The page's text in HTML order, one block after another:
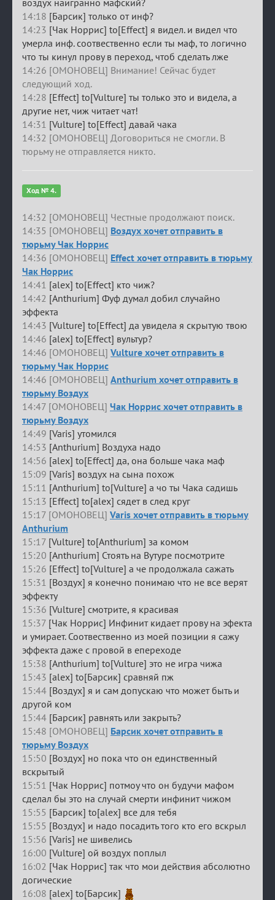
14:18 [Барсик] только от инф?
14:23 [Чак Норрис] to[Effect] я видел. и видел что
умерла инф. соотвественно если ты маф, то логично
что ты кинул прову в переход, чтоб сделать лже
14:26 [ОМОНОВЕЦ] Внимание! Сейчас будет
следующий ход.
14:28 [Effect] to[Vulture] ты только это и видела, а
другие нет, чиж читает чат!
14:31 [Vulture] to[Effect] давай чака
14:32 [ОМОНОВЕЦ] Договориться не смогли. В
тюрьму не отправляется никто.
Ход № 4.
14:32 [ОМОНОВЕЦ] Честные продолжают поиск.
14:35 [ОМОНОВЕЦ] Воздух хочет отправить в
тюрьму Чак Норрис
14:36 [ОМОНОВЕЦ] Effect хочет отправить в тюрьму
Чак Норрис
14:41 [alex] to[Effect] кто чиж?
14:42 [Anthurium] Фуф думал добил случайно
эффекта
14:43 [Vulture] to[Effect] да увидела я скрытую твою
14:46 [alex] to[Effect] вультур?
14:46 [ОМОНОВЕЦ] Vulture хочет отправить в
тюрьму Чак Норрис
14:46 [ОМОНОВЕЦ] Anthurium хочет отправить в
тюрьму Воздух
14:47 [ОМОНОВЕЦ] Чак Норрис хочет отправить в
тюрьму Воздух
14:49 [Varis] утомился
14:53 [Anthurium] Воздуха надо
14:56 [alex] to[Effect] да, она больше чака маф
15:09 [Varis] воздух на сына похож
15:11 [Anthurium] to[Vulture] а чо ты Чака садишь
15:13 [Effect] to[alex] сядет в след круг
15:17 [ОМОНОВЕЦ] Varis хочет отправить в тюрьму
Anthurium
15:17 [Vulture] to[Anthurium] за комом
15:20 [Anthurium] Стоять на Вутуре посмотрите
15:26 [Effect] to[Vulture] а че продолжала сажать
15:31 [Воздух] я конечно понимаю что не все верят
эффекту
15:36 [Vulture] смотрите, я красивая
15:37 [Чак Норрис] Инфинит кидает прову на эфекта
и умирает. Соотвественно из моей позиции я сажу
эффекта даже с провой в епереходе
15:38 [Anthurium] to[Vulture] это не игра чижа
15:43 [alex] to[Барсик] сравняй пж
15:44 [Воздух] я и сам допускаю что может быть и
другой ком
15:44 [Барсик] равнять или закрыть?
15:48 [ОМОНОВЕЦ] Барсик хочет отправить в
тюрьму Воздух
15:50 [Воздух] но пока что он единственный
вскрытый
15:51 [Чак Норрис] потмоу что он будучи мафом
сделал бы это на случай смерти инфинит чижом
15:55 [Барсик] to[alex] все для тебя
15:55 [Воздух] и надо посадить того кто его вскрыл
15:56 [Varis] не шивелись
16:00 [Vulture] ой воздух поплыл
16:02 [Чак Норрис] так что мои действия абсолютно
догические
16:08 [alex] to[Барсик]